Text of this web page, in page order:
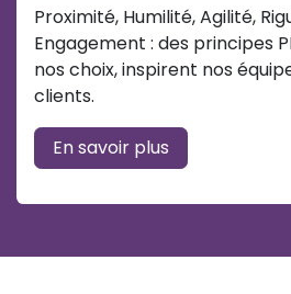
Proximité, Humilité, Agilité,
Engagement : des principes
nos choix, inspirent nos
clients.
En savoir plus